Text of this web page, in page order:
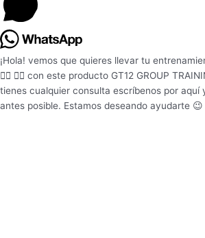
¡Hola! vemos que quieres llevar tu
🏋️‍♂️ 🏋️‍♂️ con este producto GT12 GROUP
tienes cualquier consulta escríbenos por aquí
antes posible. Estamos deseando ayudarte 😉